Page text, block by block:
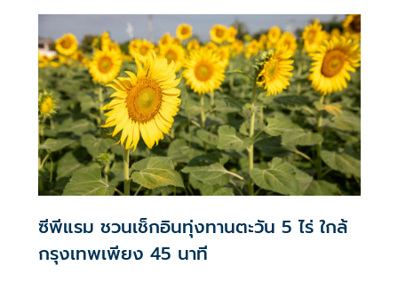
ซีพีแรม ชวนเช็กอินทุ่งทานตะวัน 5 ไร่ ใกล้
กรุงเทพเพียง 45 นาที